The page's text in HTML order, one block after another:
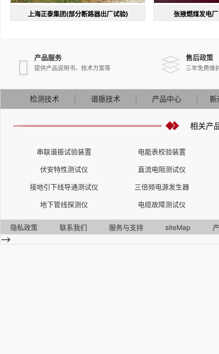
上海正泰集团(部分断路器出厂试验) 张掖燃煤发电
 产品服务
提供产品说明书、技术方案等  售后政策
三年免费维
检测技术 谐振技术 产品中心 新
相关产
串联谐振试验装置 电能表校验装置
伏安特性测试仪 直流电阻测试仪
接地引下线导通测试仪 三倍频电源发生器
地下管线探测仪 电缆故障测试仪
隐私政策 联系我们 服务与支持 siteMap
-->